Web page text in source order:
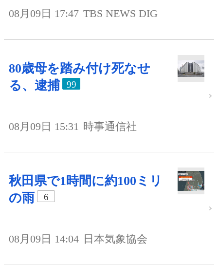
08月09日 17:47 TBS NEWS DIG
80歳母を踏み付け死なせ
る、逮捕
99
08月09日 15:31 時事通信社
秋田県で1時間に約100ミリ
の雨
6
08月09日 14:04 日本気象協会